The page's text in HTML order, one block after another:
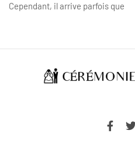
Cependant, il arrive parfois que